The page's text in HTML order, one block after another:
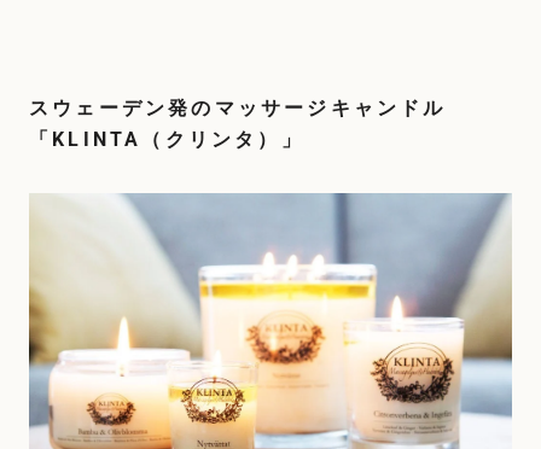
スウェーデン発のマッサージキャンドル
「KLINTA（クリンタ）」